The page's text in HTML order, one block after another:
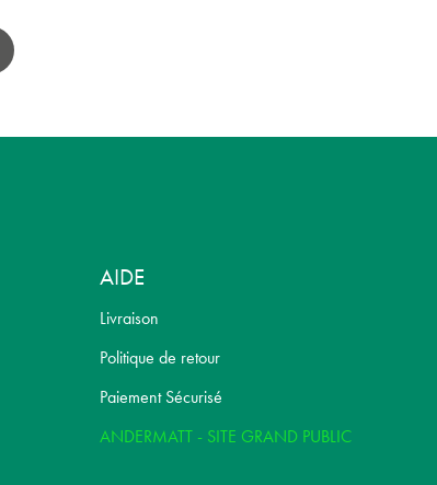
AIDE
Livraison
Politique de retour
Paiement Sécurisé
ANDERMATT - SITE GRAND PUBLIC